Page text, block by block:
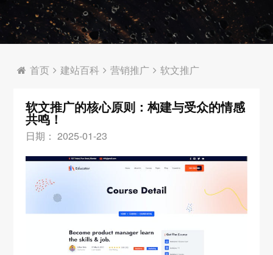
首页 建站百科 营销推广 软文推广
软文推广的核心原则：构建与受众的情感
共鸣！
日期： 2025-01-23